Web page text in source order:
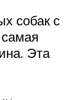
собак с
Эта